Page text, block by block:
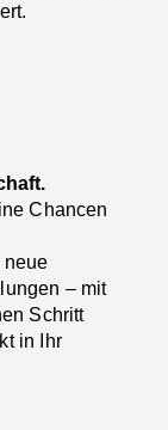
Chancen
neue
– mit
Schritt
in Ihr